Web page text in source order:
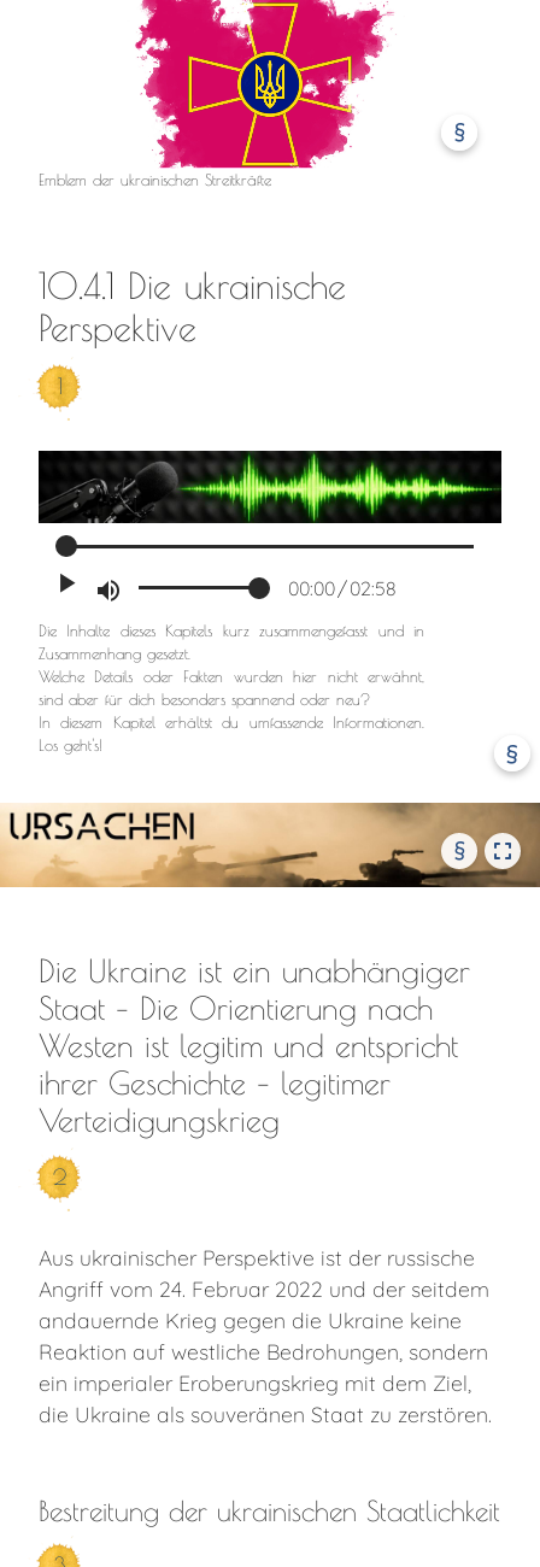
§
Emblem der ukrainischen Streitkräfte
10.4.1 Die ukrainische
Perspektive
1
00:00 02:58
Die Inhalte dieses Kapitels kurz zusammengefasst und in
Zusammenhang gesetzt.
Welche Details oder Fakten wurden hier nicht erwähnt,
sind aber für dich besonders spannend oder neu?
In diesem Kapitel erhältst du umfassende Informationen.
Los geht's!
§
§
Die Ukraine ist ein unabhängiger
Staat – Die Orientierung nach
Westen ist legitim und entspricht
ihrer Geschichte – legitimer
Verteidigungskrieg
2
Aus ukrainischer Perspektive ist der russische
Angriff vom 24. Februar 2022 und der seitdem
andauernde Krieg gegen die Ukraine keine
Reaktion auf westliche Bedrohungen, sondern
ein imperialer Eroberungskrieg mit dem Ziel,
die Ukraine als souveränen Staat zu zerstören.
Bestreitung der ukrainischen Staatlichkeit